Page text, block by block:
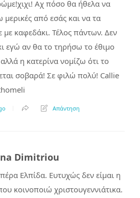
Αχ πόσο θα ήθελα να
μερικές από εσάς και να τα
με καφεδάκι. Τέλος πάντων. Δεν
εγώ αν θα το τηρήσω το έθιμο
η κατερίνα νομίζω ότι το
σοβαρά! Σε φιλώ πολύ! Callie
Απάντηση
Dimitriou
Ελπίδα. Ευτυχώς δεν είμαι η
κοινοποιώ χριστουγεννιάτικα.